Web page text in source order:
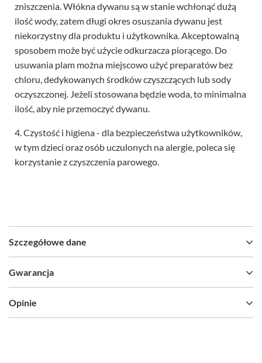
zniszczenia. Włókna dywanu są w stanie wchłonąć dużą
ilość wody, zatem długi okres osuszania dywanu jest
niekorzystny dla produktu i użytkownika. Akceptowalną
sposobem może być użycie odkurzacza piorącego. Do
usuwania plam można miejscowo użyć preparatów bez
chloru, dedykowanych środków czyszczących lub sody
oczyszczonej. Jeżeli stosowana będzie woda, to minimalna
ilość, aby nie przemoczyć dywanu.
4. Czystość i higiena - dla bezpieczeństwa użytkowników,
w tym dzieci oraz osób uczulonych na alergie, poleca się
korzystanie z czyszczenia parowego.
Szczegółowe dane
Gwarancja
Opinie